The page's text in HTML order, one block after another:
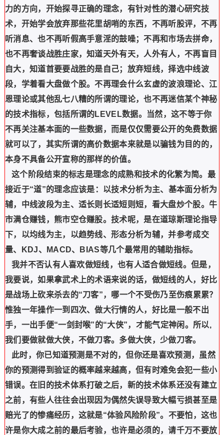
力的方向，开始探寻正确的理念，有针对性的潜心研究技
术，开始学会放弃那些花里胡哨的东西，不再听股评，不再
听消息、也不再听假高手意淫的鼓噪；不再和市场去拼命，
也不再奢谈战胜庄家，知道天外有天，人外有人，不再盲目
自大，知道首要要战胜的是自己；放弃短线，择选中线波
段，学着看大盘做个股。不再理会什么玄虚的波浪理论、江
恩理论或其他乱七八糟的所谓的理论，也不再迷信某个神秘
的技术指标，包括所谓的LEVEL数据。当然，这不等于你
不再关注基本面的一些数据，而是仅仅需要公开的免费数据
就可以了，其实所谓的高价数据本来就是以骗钱为目的的，
本身不具备公开宣称的那样的价值。
这个阶段结束的标志是理念的成熟和技术的化繁为简。最
接近于“道”的理念应该是：以技术分析为主、基本面分析为
辅，中线波段为主、适长则长适短则短，看大盘炒个股。牛
市满仓赚钱，熊市空仓赚股。技术呢，是在道琼斯理论指导
下，以均线为主，以趋势线、形态分析为辅，并参考成交
量、KDJ、MACD、BIAS等几个最常用的辅助指标。
我并不否认有人喜欢做短线，也有人适合做短线。但是，
我要说，如果拿武术上的术语来说的话，做短线的人，好比
是战场上砍来杀去的“刀客”，哪一个不受伤乃至伤痕累累？
惟独一年操作一到四次、做大行情的人，好比是一般不出
手，一出手便“一剑封喉”的“大侠”，才能气定神闲。所以,
我们要做就做大侠，不做刀客。多做大侠，少做刀客。
此时，你已知道预测是不对的，但你还是喜欢预测，虽然
你的预测得到验证的概率越来越高，但有时难免会犯一些小
错误。在旧的技术体系打破之后，新的技术体系还没有建立
之前，有些人往往会出现因为偶然失误导致大幅亏损甚至是
赔光了的惨痛经历，这就是“体验风险阶段”。不要怕，这也
许是你大成之前的最后考验，也许是必须的，请千万不要放